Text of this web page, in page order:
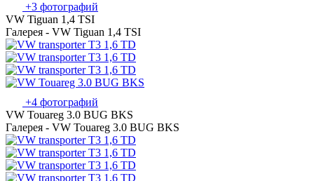
+3 фотографий
VW Tiguan 1,4 TSI
Галерея - VW Tiguan 1,4 TSI
+4 фотографий
VW Touareg 3.0 BUG BKS
Галерея - VW Touareg 3.0 BUG BKS